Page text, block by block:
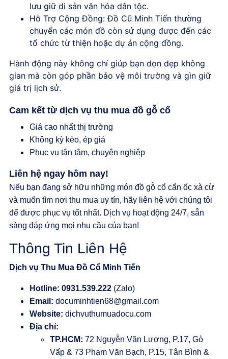
lưu giữ di sản văn hóa dân tộc.
Hỗ Trợ Cộng Đồng:Đồ Cũ Minh Tiến thường
chuyển các món đồ còn sử dụng được đến các
tổ chức từ thiện hoặc dự án cộng đồng.
Hành động này không chỉ giúp bạn dọn dẹp không
gian mà còn góp phần bảo vệ môi trường và gìn giữ
giá trị lịch sử.
Cam kết từ dịch vụ thu mua đồ gỗ cổ
Giá cao nhất thị trường
Không kỳ kèo, ép giá
Phục vụ tận tâm, chuyên nghiệp
Liên hệ ngay hôm nay!
Nếu bạn đang sở hữu những món đồ gỗ cổ cẩn ốc xà cừ
và muốn tìm nơi thu mua uy tín, hãy liên hệ với chúng tôi
để được phục vụ tốt nhất. Dịch vụ hoạt động 24/7, sẵn
sàng đáp ứng mọi nhu cầu của bạn!
Thông Tin Liên Hệ
Dịch vụ Thu Mua Đồ Cổ Minh Tiến
Hotline: 0931.539.222 (Zalo)
Email: documinhtien68@gmail.com
Website: dichvuthumuadocu.com
Địa chỉ:
TP.HCM: 72 Nguyễn Văn Lượng, P.17, Gò
Vấp & 73 Phạm Văn Bạch, P.15, Tân Bình &